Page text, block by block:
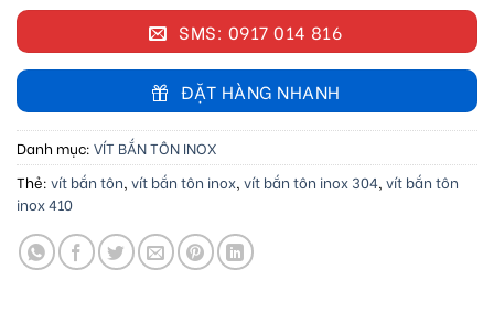
SMS: 0917 014 816
ĐẶT HÀNG NHANH
Danh mục: VÍT BẮN TÔN INOX
Thẻ: vít bắn tôn vít bắn tôn inox vít bắn tôn inox 304 vít bắn tôn
inox 410